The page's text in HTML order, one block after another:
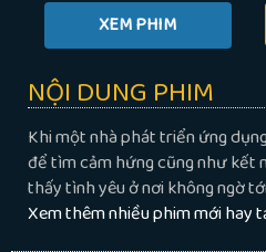
NỘI DUNG PHIM
Khi một nhà phát triển ứng
để tìm cảm hứng cũng như kết
thấy tình yêu ở nơi không ngờ
Xem thêm nhiều phim mới hay